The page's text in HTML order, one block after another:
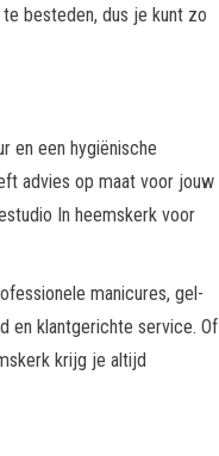
besteden, dus je kunt zo
en een hygiënische
advies op maat voor jouw
In heemskerk voor
manicures, gel-
en klantgerichte service. Of
krijg je altijd